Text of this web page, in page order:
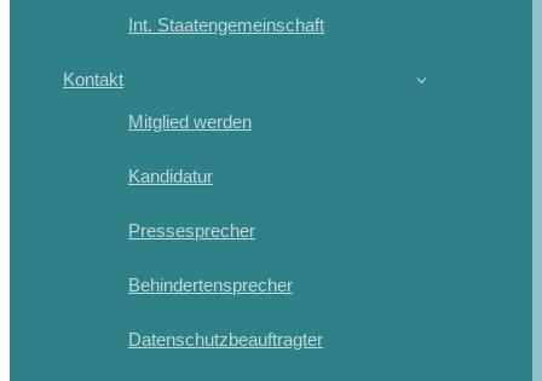
Int. Staatengemeinschaft
Kontakt
Mitglied werden
Kandidatur
Pressesprecher
Behindertensprecher
Datenschutzbeauftragter